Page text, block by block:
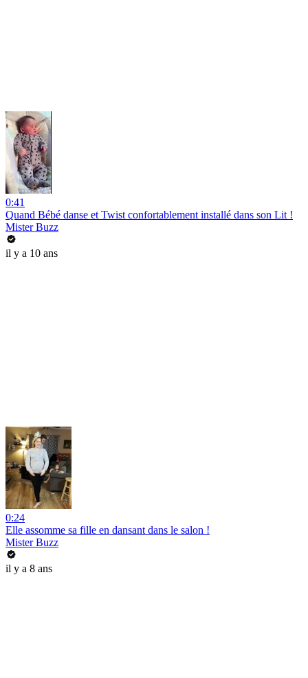
0:41
Quand Bébé danse et Twist confortablement installé dans son Lit !
Mister Buzz
il y a 10 ans
0:24
Elle assomme sa fille en dansant dans le salon !
Mister Buzz
il y a 8 ans